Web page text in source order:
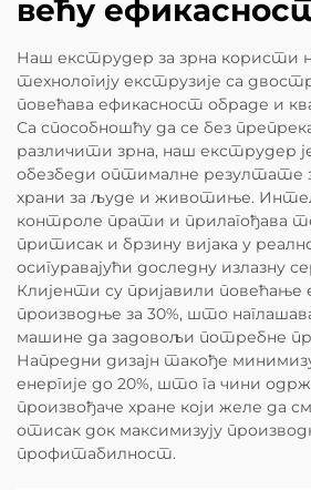
већу
Наш екструдер за зрна користи
технологију екструзије са
повећава ефикасност обраде и
Са способношћу да се без
различити зрна, наш екструдер
обезбеди оптималне резултате
храни за људе и животиње.
контроле прати и прилагођава
притисак и брзину вијака у
осигуравајући доследну излазну
Клијенти су пријавили
производње за 30%, што
машине да задовољи потребне
Напредни дизајн такође
енергије до 20%, што га чини
произвођаче хране који желе да
отисак док максимизују
профитабилност.